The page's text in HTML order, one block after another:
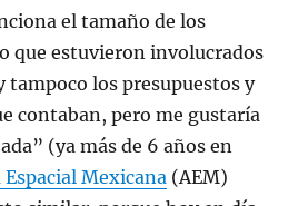
el tamaño de los
que estuvieron involucrados
tampoco los presupuestos y
contaban, pero me gustaría
(ya más de 6 años en
Espacial Mexicana (AEM)